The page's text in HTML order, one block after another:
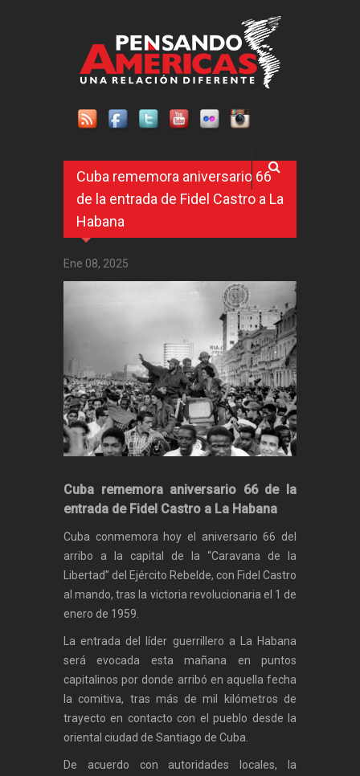
Cuba rememora aniversario 66
de la entrada de Fidel Castro a La
Habana
Ene 08, 2025
Cuba rememora aniversario 66 de la
entrada de Fidel Castro a La Habana
Cuba conmemora hoy el aniversario 66 del
arribo a la capital de la “Caravana de la
Libertad” del Ejército Rebelde, con Fidel Castro
al mando, tras la victoria revolucionaria el 1 de
enero de 1959.
La entrada del líder guerrillero a La Habana
será evocada esta mañana en puntos
capitalinos por donde arribó en aquella fecha
la comitiva, tras más de mil kilómetros de
trayecto en contacto con el pueblo desde la
oriental ciudad de Santiago de Cuba.
De acuerdo con autoridades locales, la